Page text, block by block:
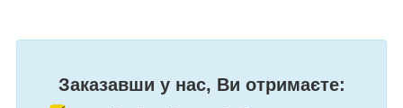
Заказавши у нас, Ви отримаєте: